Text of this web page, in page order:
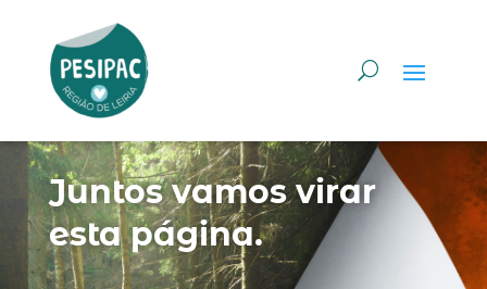
Juntos vamos virar
esta página.